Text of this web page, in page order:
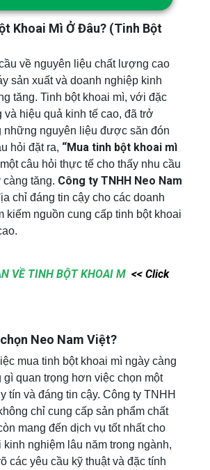
Khoai Mì Ở Đâu? (Tinh Bột
về nguyên liệu chất lượng cao
sản xuất và doanh nghiệp kinh
tăng. Tinh bột khoai mì, với đặc
và hiệu quả kinh tế cao, đã trở
những nguyên liệu được săn đón
hỏi đặt ra, “Mua tinh bột khoai mì
câu hỏi thực tế cho thấy nhu cầu
tăng. Công ty TNHH Neo Nam
chỉ đáng tin cậy cho các doanh
kiếm nguồn cung cấp tinh bột khoai
VỀ TINH BỘT KHOAI M << Click
Neo Nam Việt?
mua tinh bột khoai mì ngày càng
gì quan trọng hơn việc chọn một
tín và đáng tin cậy. Công ty TNHH
chỉ cung cấp sản phẩm chất
mang đến dịch vụ tốt nhất cho
nghiệm lâu năm trong ngành,
các yêu cầu kỹ thuật và đặc tính